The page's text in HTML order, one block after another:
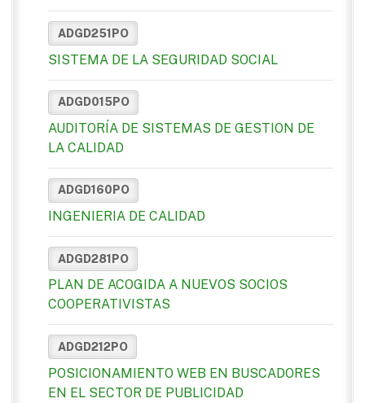
ADGD251PO
SISTEMA DE LA SEGURIDAD SOCIAL
ADGD015PO
AUDITORÍA DE SISTEMAS DE GESTION DE
LA CALIDAD
ADGD160PO
INGENIERIA DE CALIDAD
ADGD281PO
PLAN DE ACOGIDA A NUEVOS SOCIOS
COOPERATIVISTAS
ADGD212PO
POSICIONAMIENTO WEB EN BUSCADORES
EN EL SECTOR DE PUBLICIDAD